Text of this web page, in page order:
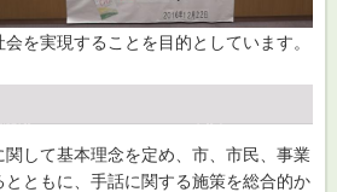
を実現することを目的としています。
して基本理念を定め、市、市民、事業
ともに、手話に関する施策を総合的か